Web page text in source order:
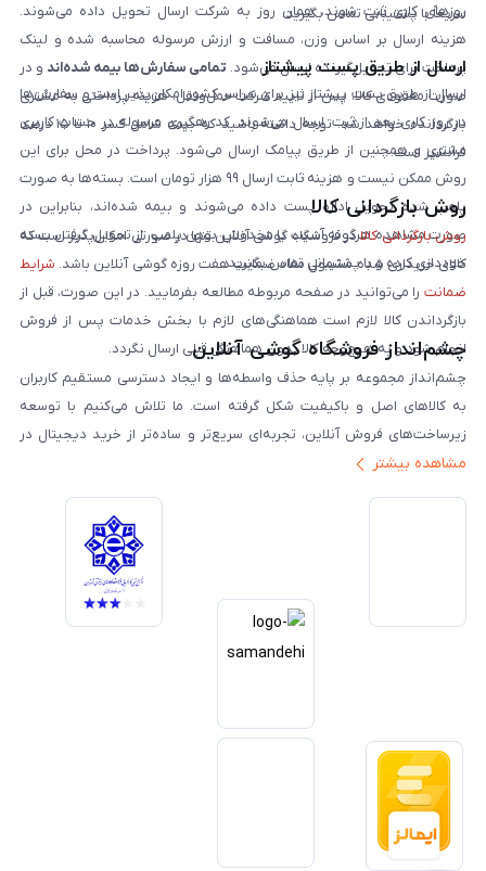
سریعاً با پشتیبانی تماس بگیرید.
روزهای کاری ثبت شوند، همان روز به شرکت ارسال تحویل داده می‌شوند.
هزینه ارسال بر اساس وزن، مسافت و ارزش مرسوله محاسبه شده و لینک
پرداخت برای تحویل‌گیرنده ارسال می‌شود. تمامی سفارش‌ها بیمه شده‌اند و در
صورت مفقودی کالا، پس از تایید شرکت حمل‌ونقل، هزینه پرداختی به مشتری
بازگردانده خواهد شد. توجه داشته باشید که بیمه شامل کسر ۱۰ تا ۱۵ درصد
فرانشیز است.
ارسال از طریق پست پیشتاز
ارسال از طریق پست پیشتاز نیز برای سراسر کشور امکان‌پذیر است و سفارش‌ها
در روز کاری بعد از ثبت، ارسال می‌شوند. کد رهگیری مرسوله در حساب کاربری
مشتری و همچنین از طریق پیامک ارسال می‌شود. پرداخت در محل برای این
روش ممکن نیست و هزینه ثابت ارسال ۹۹ هزار تومان است. بسته‌ها به صورت
پلمپ شده تحویل اداره پست داده می‌شوند و بیمه شده‌اند، بنابراین در
صورت مشاهده هرگونه آسیب یا مخدوش بودن پلمپ، از تحویل گرفتن بسته
خودداری کرده و با پشتیبانی تماس بگیرید.
روش بازگردانی کالا
روش بازگردانی کالادر فروشگاه گوشی آنلاین تنها در صورتی امکان‌پذیر است که
کالای خریداری شده مشمول مفاد ضمانت هفت روزه گوشی آنلاین باشد. شرایط
ضمانت را می‌توانید در صفحه مربوطه مطالعه بفرمایید. در این صورت، قبل از
بازگرداندن کالا لازم است هماهنگی‌های لازم با بخش خدمات پس از فروش
انجام شود و به هیچ‌وجه کالا بدون هماهنگی قبلی ارسال نگردد.
چشم‌انداز فروشگاه گوشی آنلاین
چشم‌انداز مجموعه بر پایه حذف واسطه‌ها و ایجاد دسترسی مستقیم کاربران
به کالاهای اصل و باکیفیت شکل گرفته است. ما تلاش می‌کنیم با توسعه
زیرساخت‌های فروش آنلاین، تجربه‌ای سریع‌تر و ساده‌تر از خرید دیجیتال در
ایران ارائه دهیم. تبدیل‌شدن به مرجعی قابل اعتماد برای خرید کالای دیجیتال،
خدمات و به‌روزرسانی مداوم محصولات، مسیر ما را روشن‌تر می‌کند. ما باور
داریم آینده بازار دیجیتال متعلق به کسب‌وکارهایی است که صداقت و شفافیت
را در اولویت قرار می‌دهند. گوشی آنلاین با تکیه بر تجربه و تخصص، با قدرت به
سمت تحقق این چشم‌انداز حرکت می‌کند.
مشاهده بیشتر